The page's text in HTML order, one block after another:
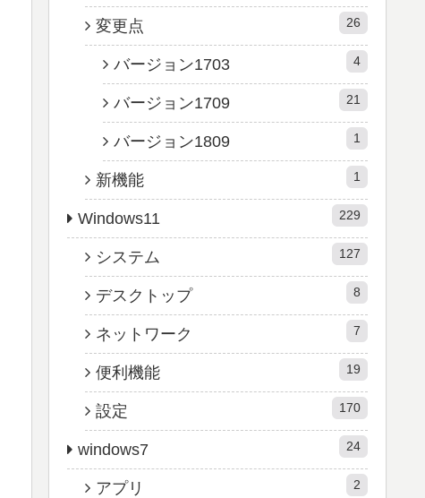
変更点 26
バージョン1703 4
バージョン1709 21
バージョン1809 1
新機能 1
Windows11 229
システム 127
デスクトップ 8
ネットワーク 7
便利機能 19
設定 170
windows7 24
アプリ 2